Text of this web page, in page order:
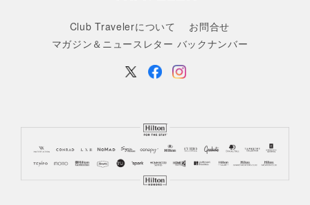
Club Travelerについて
お問合せ
マガジン＆ニュースレター バックナンバー